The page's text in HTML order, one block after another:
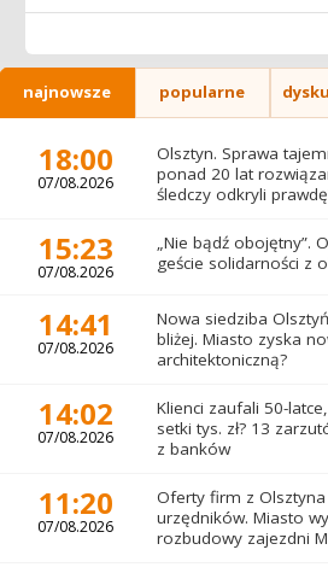
najnowsze popularne
18:00
07/08.2026
Olsztyn. Sprawa
ponad 20 lat
śledczy odkryli
15:23
07/08.2026
„Nie bądź obojętny”.
geście solidarności z
14:41
07/08.2026
Nowa siedziba
bliżej. Miasto zyska
architektoniczną?
14:02
07/08.2026
Klienci zaufali 50-
setki tys. zł? 13
z banków
11:20
07/08.2026
Oferty firm z Olsztyna
urzędników. Miasto
rozbudowy zajezdni